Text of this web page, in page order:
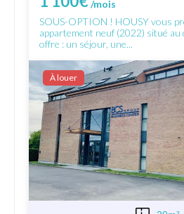
/mois
SOUS-OPTION ! HOUSY vous
appartement neuf (2022) situé au
offre : un séjour, une...
À louer